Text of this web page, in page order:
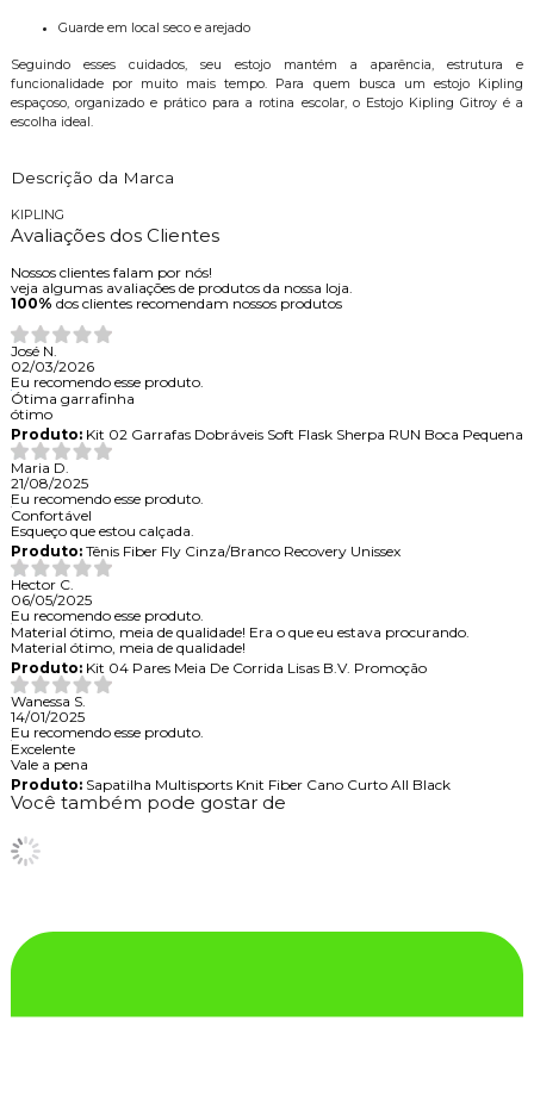
Guarde em local seco e arejado
Seguindo esses cuidados, seu estojo mantém a aparência, estrutura e
funcionalidade por muito mais tempo. Para quem busca um estojo Kipling
espaçoso, organizado e prático para a rotina escolar, o Estojo Kipling Gitroy é a
escolha ideal.
Descrição da Marca
KIPLING
Avaliações dos Clientes
Nossos clientes falam por nós!
veja algumas avaliações de produtos da nossa loja.
100% dos clientes recomendam nossos produtos
José N.
02/03/2026
Eu recomendo esse produto.
Ótima garrafinha
ótimo
Produto:Kit 02 Garrafas Dobráveis Soft Flask Sherpa RUN Boca Pequena
Maria D.
21/08/2025
Eu recomendo esse produto.
Confortável
Esqueço que estou calçada.
Produto:Tênis Fiber Fly Cinza/Branco Recovery Unissex
Hector C.
06/05/2025
Eu recomendo esse produto.
Material ótimo, meia de qualidade! Era o que eu estava procurando.
Material ótimo, meia de qualidade!
Produto:Kit 04 Pares Meia De Corrida Lisas B.V. Promoção
Wanessa S.
14/01/2025
Eu recomendo esse produto.
Excelente
Vale a pena
Produto:Sapatilha Multisports Knit Fiber Cano Curto All Black
Você também pode gostar de